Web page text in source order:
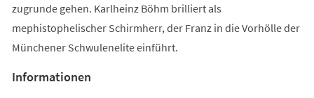
zugrunde gehen. Karlheinz Böhm brilliert als
mephistophelischer Schirmherr, der Franz in die Vorhölle der
Münchener Schwulenelite einführt.
Informationen